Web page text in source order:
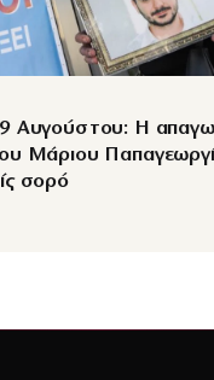
Αυγούστου: Η
Μάριου
σορό